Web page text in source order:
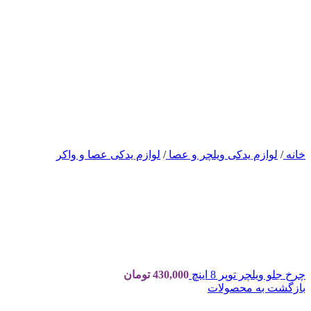
خانه/ لوازم یدکی ویلچر و عصا/ لوازم یدکی عصا و واکر
چرخ جلو ویلچر توپر 8 اینچ 430,000 تومان
بازگشت به محصولات